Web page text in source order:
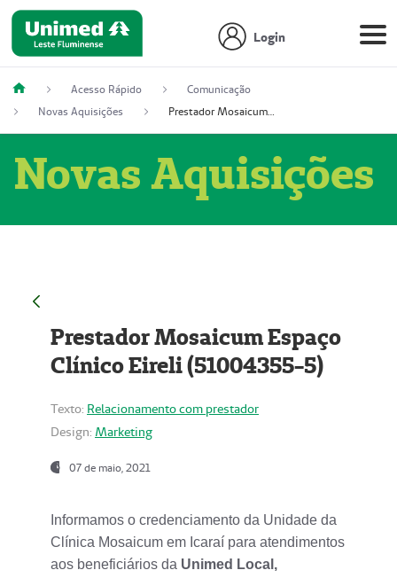
Login
Acesso Rápido
Comunicação
Novas Aquisições
Prestador Mosaicum Espaço Clínico Eireli (51004355-5)
Novas Aquisições
Prestador Mosaicum Espaço
Clínico Eireli (51004355-5)
Texto: Relacionamento com prestador
Design: Marketing
07 de maio, 2021
Informamos o credenciamento da Unidade da
Clínica Mosaicum em Icaraí para atendimentos
aos beneficiários da Unimed Local,